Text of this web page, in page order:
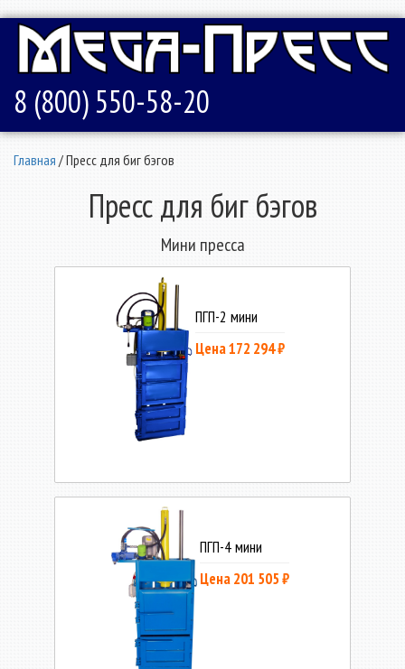
8 (800) 550-58-20
Главная / Пресс для биг бэгов
Пресс для биг бэгов
Мини пресса
ПГП-2 мини
Цена 172 294 ₽
ПГП-4 мини
Цена 201 505 ₽